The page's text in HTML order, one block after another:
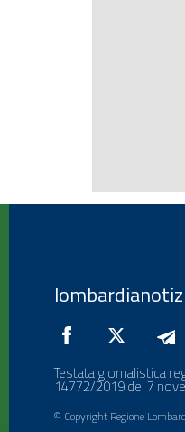
Testata giornalistica
14772/2019 del 7
© Copyright Regione